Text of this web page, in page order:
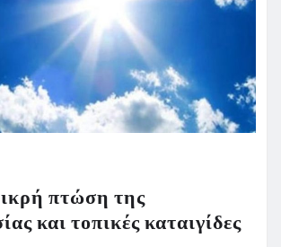
πτώση της
και τοπικές καταιγίδες